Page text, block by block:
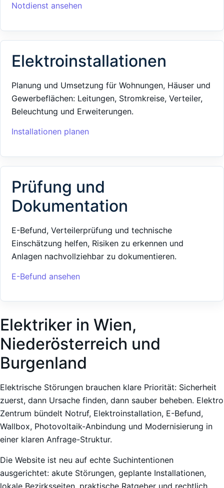
Notdienst ansehen
Elektroinstallationen
Planung und Umsetzung für Wohnungen, Häuser und
Gewerbeflächen: Leitungen, Stromkreise, Verteiler,
Beleuchtung und Erweiterungen.
Installationen planen
Prüfung und
Dokumentation
E-Befund, Verteilerprüfung und technische
Einschätzung helfen, Risiken zu erkennen und
Anlagen nachvollziehbar zu dokumentieren.
E-Befund ansehen
Elektriker in Wien,
Niederösterreich und
Burgenland
Elektrische Störungen brauchen klare Priorität: Sicherheit
zuerst, dann Ursache finden, dann sauber beheben. Elektro
Zentrum bündelt Notruf, Elektroinstallation, E-Befund,
Wallbox, Photovoltaik-Anbindung und Modernisierung in
einer klaren Anfrage-Struktur.
Die Website ist neu auf echte Suchintentionen
ausgerichtet: akute Störungen, geplante Installationen,
lokale Bezirksseiten, praktische Ratgeber und rechtlich